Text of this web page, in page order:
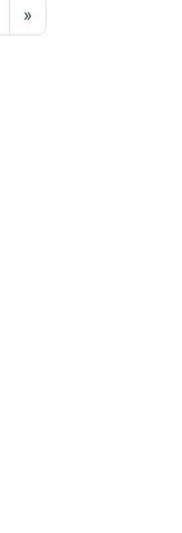
Pàgina 31
»Pàgina següent